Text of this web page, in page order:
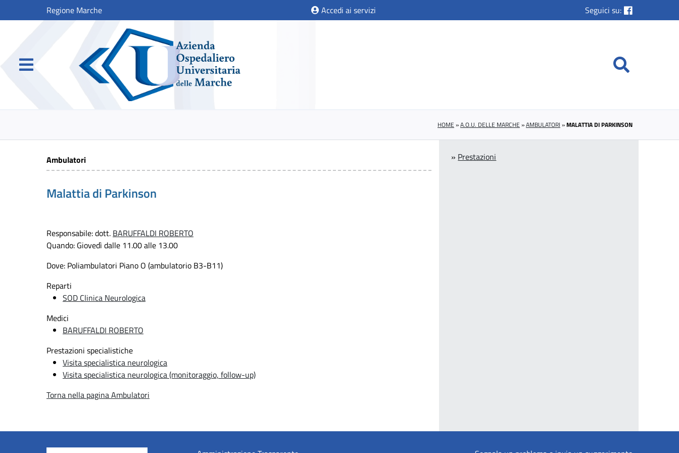
Regione Marche Accedi ai servizi Seguici su:
HOME »A.O.U. DELLE MARCHE »AMBULATORI »MALATTIA DI PARKINSON
Ambulatori
Malattia di Parkinson
Responsabile: dott. BARUFFALDI ROBERTO
Quando: Giovedì dalle 11.00 alle 13.00
Dove: Poliambulatori Piano O (ambulatorio B3-B11)
Reparti
SOD Clinica Neurologica
Medici
BARUFFALDI ROBERTO
Prestazioni specialistiche
Visita specialistica neurologica
Visita specialistica neurologica (monitoraggio, follow-up)
Torna nella pagina Ambulatori
» Prestazioni